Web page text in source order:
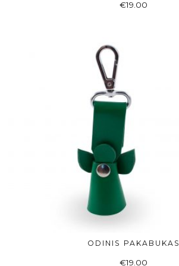
€19.00
ADD TO BASKET
ODINIS PAKABUKAS
€19.00